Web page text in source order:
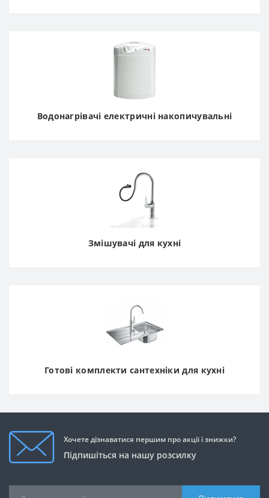
Водонагрівачі електричні накопичувальні
Змішувачі для кухні
Готові комплекти сантехніки для кухні
Хочете дізнаватися першим про акції і знижки?
Підпишіться на нашу розсилку